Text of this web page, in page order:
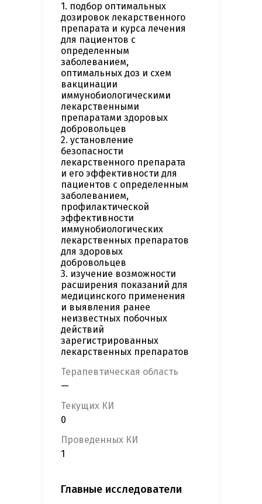
1. подбор оптимальных
дозировок лекарственного
препарата и курса лечения
для пациентов с
определенным
заболеванием,
оптимальных доз и схем
вакцинации
иммунобиологическими
лекарственными
препаратами здоровых
добровольцев
2. установление
безопасности
лекарственного препарата
и его эффективности для
пациентов с определенным
заболеванием,
профилактической
эффективности
иммунобиологических
лекарственных препаратов
для здоровых
добровольцев
3. изучение возможности
расширения показаний для
медицинского применения
и выявления ранее
неизвестных побочных
действий
зарегистрированных
лекарственных препаратов
Терапевтическая область
—
Текущих КИ
0
Проведенных КИ
1
Главные исследователи